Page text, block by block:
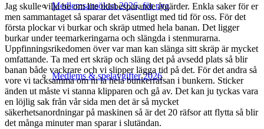
Medlemsansökan 2026, för nya
Medlems & spelavgifter 2026
Jag skulle vilja be om lite tidsbesparande åtgärder. Enkla saker för er
men sammantaget så sparar det väsentligt med tid för oss. För det
första plockar vi burkar och skräp utmed hela banan. Det ligger
burkar under teemarkeringarna och slängda i stenmurarna.
Uppfinningsrikedomen över var man kan slänga sitt skräp är mycket
omfattande. Ta med ert skräp och släng det på avsedd plats så blir
banan både vackrare och vi slipper lägga tid på det. För det andra så
vore vi tacksamma om ni la hela bunkerräfsan i bunkern. Sticker
änden ut måste vi stanna klipparen och gå av. Det kan ju tyckas vara
en löjlig sak från vår sida men det är så mycket
säkerhetsanordningar på maskinen så är det 20 räfsor att flytta så blir
det många minuter man sparar i slutändan.